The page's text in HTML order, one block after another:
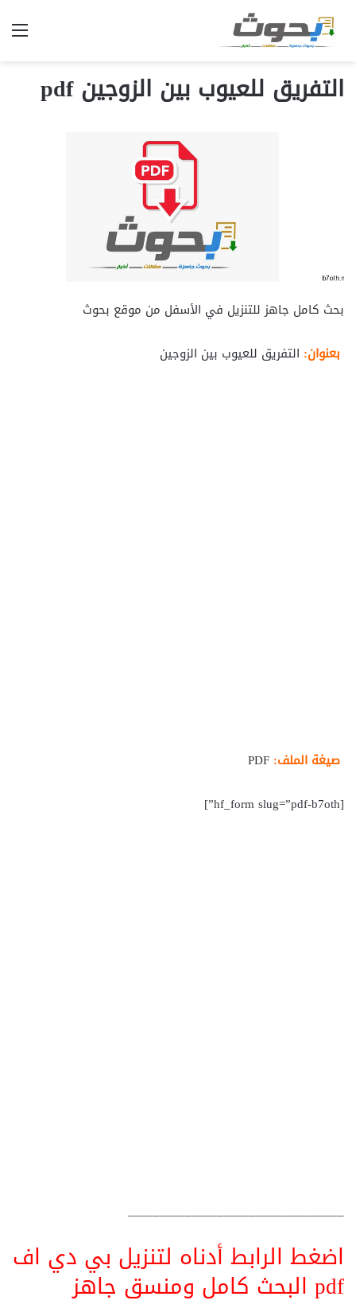
التفريق للعيوب بين الزوجين pdf
بحث كامل جاهز للتنزيل في الأسفل من موقع بحوث
بعنوان: التفريق للعيوب بين الزوجين
صيغة الملف:
[hf_form slug=”pdf-b7oth”]
__________________________________
اضغط الرابط أدناه لتنزيل بي دي اف
pdf البحث كامل ومنسق جاهز